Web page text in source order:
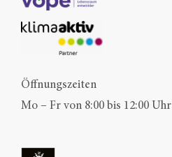
Öffnungszeiten
Mo – Fr von 8:00 bis 12:00 Uhr